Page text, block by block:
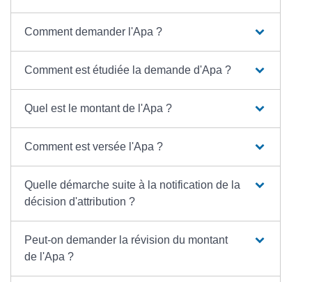
Comment demander l'Apa ?
Comment est étudiée la demande d'Apa ?
Quel est le montant de l'Apa ?
Comment est versée l'Apa ?
Quelle démarche suite à la notification de la
décision d'attribution ?
Peut-on demander la révision du montant
de l'Apa ?